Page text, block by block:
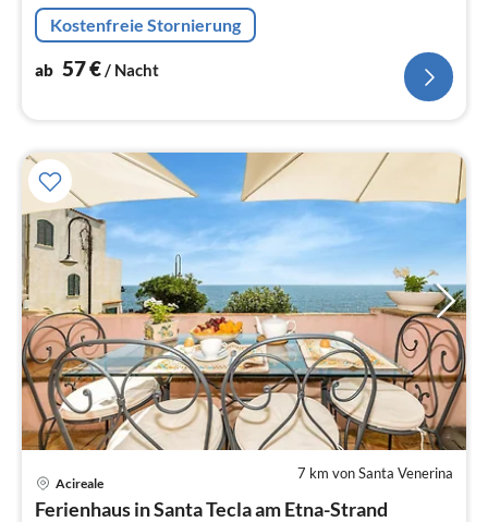
Kühl-/Gefrierkombination),
Schlafzimmer(Doppelbett(180 x 200 cm))
Kostenfreie Stornierung
ab 57€/ Nacht
7 km von Santa Venerina
Acireale
Ferienhaus in Santa Tecla am Etna-Strand